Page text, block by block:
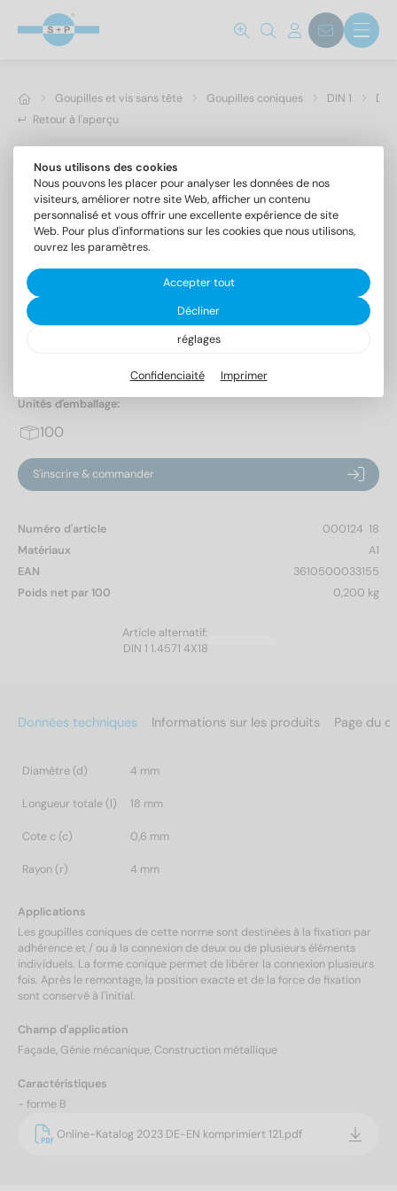
Goupilles et vis sans tête Goupilles coniques DIN 1
DIN
Retour à l'aperçu
Goupilles coniques forme B, champ de tolérance h10
Unités d'emballage:
100
S'inscrire & commander
Numéro d'article
000124  18
Matériaux
A1
EAN
3610500033155
Poids net par 100
0,200 kg
Article alternatif:
DIN 1 1.4571 4X18
Données techniques Informations sur les produits Page du
Diamètre (d) 4 mm
Longueur totale (l) 18 mm
Cote c (c) 0,6 mm
Rayon (r) 4 mm
Applications
Les goupilles coniques de cette norme sont destinées à la fixation par
adhérence et / ou à la connexion de deux ou de plusieurs éléments
individuels. La forme conique permet de libérer la connexion plusieurs
fois. Après le remontage, la position exacte et de la force de fixation
sont conservé à l'initial.
Champ d'application
Façade, Génie mécanique, Construction métallique
Caractéristiques
- forme B
Online-Katalog 2023 DE-EN komprimiert 121.pdf
Nous utilisons des cookies
Nous pouvons les placer pour analyser les données de nos
visiteurs, améliorer notre site Web, afficher un contenu
personnalisé et vous offrir une excellente expérience de site
Web. Pour plus d'informations sur les cookies que nous utilisons,
ouvrez les paramètres.
Accepter tout
Décliner
réglages
Confidenciaité Imprimer